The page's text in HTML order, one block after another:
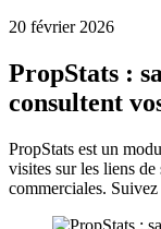
20 février 2026
PropStats :
consultent
PropStats est un
visites sur les liens
commerciales.